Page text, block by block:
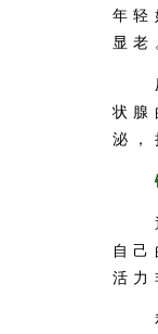
年
显老
压
状
泌
通
自
活力
私